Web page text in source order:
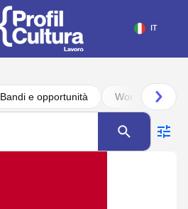
IT
Bandi e opportunità Workshop e